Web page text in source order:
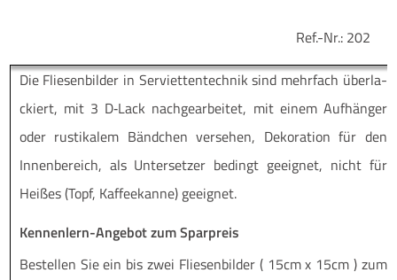
Ref.-Nr.: 202
Die Flie­sen­bil­der in Ser­vi­et­ten­tech­nik sind mehr­fach über­la­
ckiert, mit 3 D‑Lack nach­ge­ar­bei­tet, mit einem Auf­hän­ger
oder rus­ti­ka­lem Bänd­chen ver­se­hen, Deko­ra­ti­on für den
Innen­be­reich, als Unter­set­zer bedingt geeig­net, nicht für
Hei­ßes (Topf, Kaf­fee­kan­ne) geeignet.
Kennenlern-Angebot zum Sparpreis
Be­stel­len Sie ein bis zwei Flie­sen­bil­der ( 15cm x 15cm ) zum